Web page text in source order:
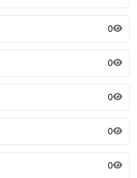
0
0
0
0
0